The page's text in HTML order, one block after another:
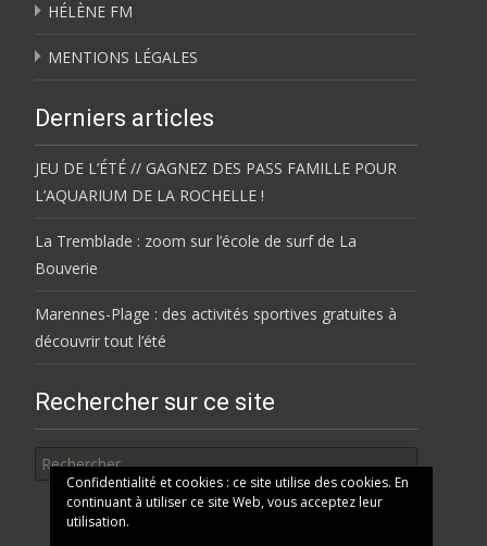
HÉLÈNE FM
MENTIONS LÉGALES
Derniers articles
JEU DE L’ÉTÉ // GAGNEZ DES PASS FAMILLE POUR
L’AQUARIUM DE LA ROCHELLE !
La Tremblade : zoom sur l’école de surf de La
Bouverie
Marennes-Plage : des activités sportives gratuites à
découvrir tout l’été
Rechercher sur ce site
Confidentialité et cookies : ce site utilise des cookies. En
continuant à utiliser ce site Web, vous acceptez leur
utilisation.